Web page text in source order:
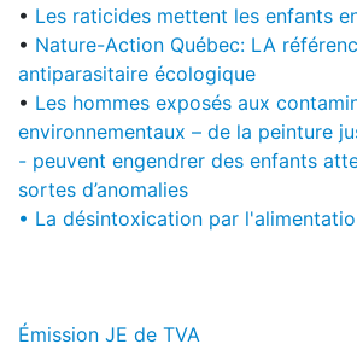
• Les raticides mettent les enfants
• Nature-Action Québec: LA
antiparasitaire écologique
• Les hommes exposés aux
environnementaux – de la peinture
- peuvent engendrer des enfants
sortes d’anomalies
• La désintoxication par
Émission JE de TVA